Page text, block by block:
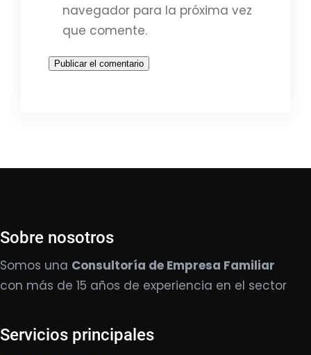
navegador para la próxima vez
que comente.
Sobre nosotros
Somos una Consultoría de Empresa Familiar
con más de 15 años de experiencia en el sector
Servicios principales